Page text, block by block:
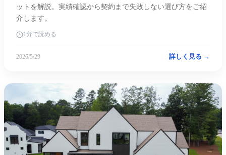
ットを解説。実績確認から契約まで失敗しない選び方をご紹
介します。
1分で読める
2026/5/29 詳しく見る →